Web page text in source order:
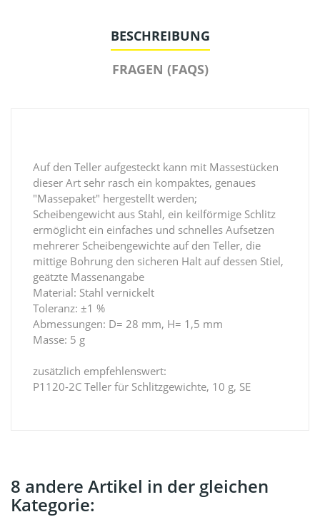
BESCHREIBUNG
FRAGEN (FAQS)
Auf den Teller aufgesteckt kann mit Massestücken
dieser Art sehr rasch ein kompaktes, genaues
"Massepaket" hergestellt werden;
Scheibengewicht aus Stahl, ein keilförmige Schlitz
ermöglicht ein einfaches und schnelles Aufsetzen
mehrerer Scheibengewichte auf den Teller, die
mittige Bohrung den sicheren Halt auf dessen Stiel,
geätzte Massenangabe
Material: Stahl vernickelt
Toleranz: ±1 %
Abmessungen: D= 28 mm, H= 1,5 mm
Masse: 5 g
zusätzlich empfehlenswert:
P1120-2C Teller für Schlitzgewichte, 10 g, SE
8 andere Artikel in der gleichen
Kategorie: